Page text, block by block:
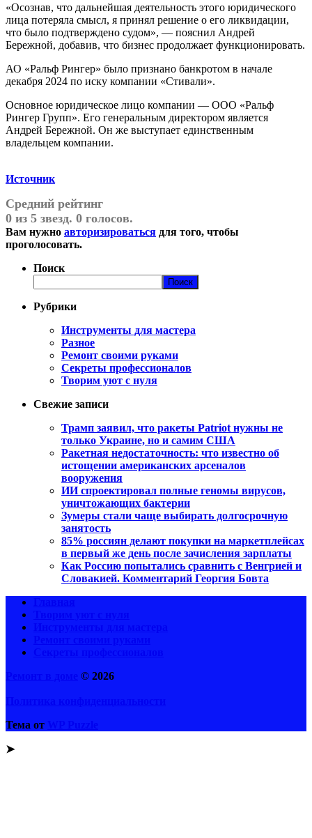
«Осознав, что дальнейшая деятельность этого юридического
лица потеряла смысл, я принял решение о его ликвидации,
что было подтверждено судом», — пояснил Андрей
Бережной, добавив, что бизнес продолжает функционировать.
АО «Ральф Рингер» было признано банкротом в начале
декабря 2024 по иску компании «Стивали».
Основное юридическое лицо компании — ООО «Ральф
Рингер Групп». Его генеральным директором является
Андрей Бережной. Он же выступает единственным
владельцем компании.
Источник
Средний рейтинг
0 из 5 звезд. 0 голосов.
Вам нужно авторизироваться для того, чтобы
проголосовать.
Поиск
Поиск
Рубрики
Инструменты для мастера
Разное
Ремонт своими руками
Секреты профессионалов
Творим уют с нуля
Свежие записи
Трамп заявил, что ракеты Patriot нужны не
только Украине, но и самим США
Ракетная недостаточность: что известно об
истощении американских арсеналов
вооружения
ИИ спроектировал полные геномы вирусов,
уничтожающих бактерии
Зумеры стали чаще выбирать долгосрочную
занятость
85% россиян делают покупки на маркетплейсах
в первый же день после зачисления зарплаты
Как Россию попытались сравнить с Венгрией и
Словакией. Комментарий Георгия Бовта
© 2026
Тема от
➤